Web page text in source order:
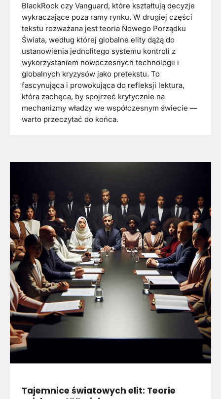
BlackRock czy Vanguard, które kształtują decyzje
wykraczające poza ramy rynku. W drugiej części
tekstu rozważana jest teoria Nowego Porządku
Świata, według której globalne elity dążą do
ustanowienia jednolitego systemu kontroli z
wykorzystaniem nowoczesnych technologii i
globalnych kryzysów jako pretekstu. To
fascynująca i prowokująca do refleksji lektura,
która zachęca, by spojrzeć krytycznie na
mechanizmy władzy we współczesnym świecie —
warto przeczytać do końca.
Tajemnice światowych elit: Teorie